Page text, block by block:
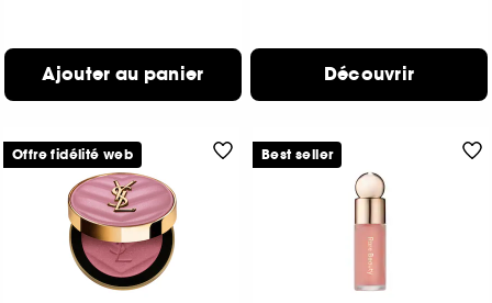
Ajouter au panier Découvrir
Offre fidélité web Best seller